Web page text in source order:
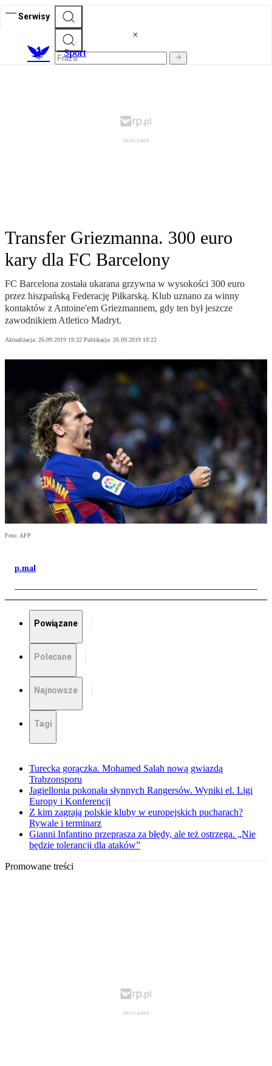
Serwisy
Sport
Transfer Griezmanna. 300 euro
kary dla FC Barcelony
FC Barcelona została ukarana grzywna w wysokości 300 euro
przez hiszpańską Federację Piłkarską. Klub uznano za winny
kontaktów z Antoine'em Griezmannem, gdy ten był jeszcze
zawodnikiem Atletico Madryt.
Aktualizacja: 26.09.2019 19:32 Publikacja: 26.09.2019 19:22
Foto: AFP
p.mal
Powiązane
Polecane
Najnowsze
Tagi
Turecka gorączka. Mohamed Salah nową gwiazdą
Trabzonsporu
Jagiellonia pokonała słynnych Rangersów. Wyniki el. Ligi
Europy i Konferencji
Z kim zagrają polskie kluby w europejskich pucharach?
Rywale i terminarz
Gianni Infantino przeprasza za błędy, ale też ostrzega. „Nie
będzie tolerancji dla ataków”
Promowane treści